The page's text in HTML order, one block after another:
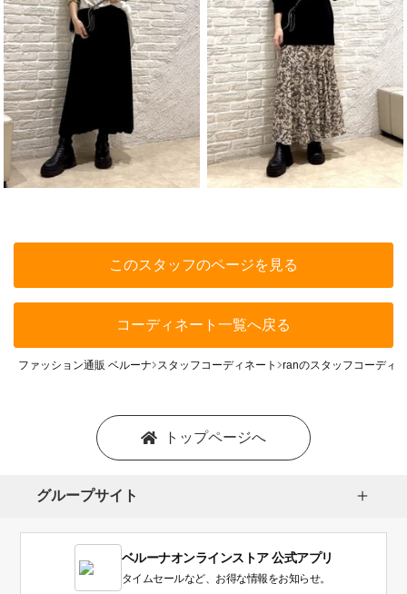
このスタッフのページを見る
コーディネート一覧へ戻る
ファッション通販 ベルーナ スタッフコーディネート ranのスタッフコーディ
トップページへ
グループサイト
ベルーナオンラインストア 公式アプリ
タイムセールなど、お得な情報をお知らせ。